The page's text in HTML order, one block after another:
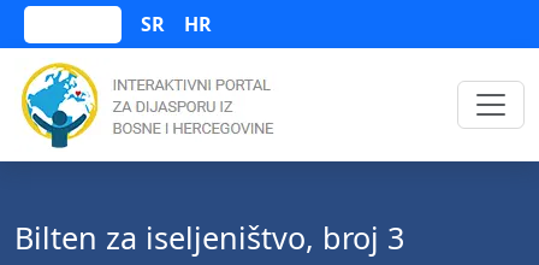
SR HR
Bilten za iseljeništvo, broj 3